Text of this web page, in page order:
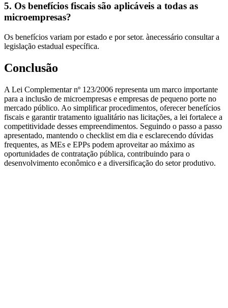
5. Os benefícios fiscais são aplicáveis a todas as
microempresas?
Os benefícios variam por estado e por setor. ànecessário consultar a
legislação estadual específica.
Conclusão
A Lei Complementar nº 123/2006 representa um marco importante
para a inclusão de microempresas e empresas de pequeno porte no
mercado público. Ao simplificar procedimentos, oferecer benefícios
fiscais e garantir tratamento igualitário nas licitações, a lei fortalece a
competitividade desses empreendimentos. Seguindo o passo a passo
apresentado, mantendo o checklist em dia e esclarecendo dúvidas
frequentes, as MEs e EPPs podem aproveitar ao máximo as
oportunidades de contratação pública, contribuindo para o
desenvolvimento econômico e a diversificação do setor produtivo.